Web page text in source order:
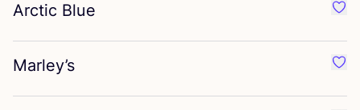
Arctic Blue
Marley’s